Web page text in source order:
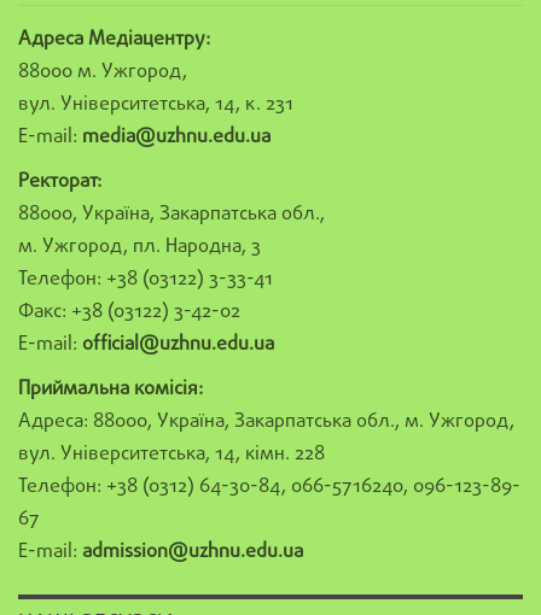
Адреса Медіацентру:
88000 м. Ужгород,
вул. Університетська, 14, к. 231
E-mail: media@uzhnu.edu.ua
Ректорат:
88000, Україна, Закарпатська обл.,
м. Ужгород, пл. Народна, 3
Телефон: +38 (03122) 3-33-41
Факс: +38 (03122) 3-42-02
E-mail: official@uzhnu.edu.ua
Приймальна комісія:
Адреса: 88000, Україна, Закарпатська обл., м. Ужгород,
вул. Університетська, 14, кімн. 228
Телефон: +38 (0312) 64-30-84, 066-5716240, 096-123-89-
67
E-mail: admission@uzhnu.edu.ua